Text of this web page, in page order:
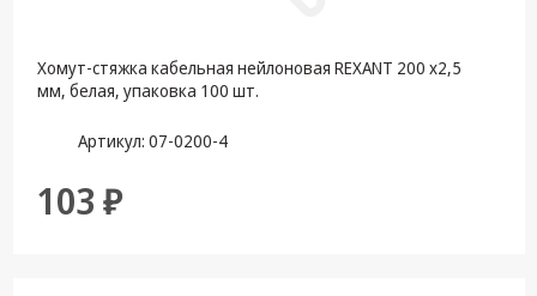
Хомут-стяжка кабельная нейлоновая REXANT 200 x2,5
мм, белая, упаковка 100 шт.
Артикул: 07-0200-4
103 ₽